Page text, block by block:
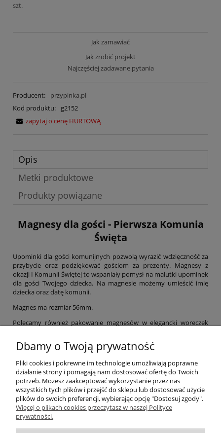
szt.
Jak zamawiać
Jak zrobić projekt
Najczęściej zadawane pytania
Producent:
przypinka.pl
Kod produktu:
g2152
zapytaj o cenę HURTOWĄ
Opis
Metki produktowe
Produkty powiązane
Magnesy dla gości - Pierwsza Komunia
Święta
Upominki dla gości komunijnych pozwolą wyrazić wdzięczność za
przybycie oraz podziękować gościom za prezenty. Magnesy z
okazji I Komunii Świętej to wspaniały pomysł na malutki upominek
dla gości Twojego dziecka. Na magnesie możemy umieścić imię
dziecka oraz datę komunii.
Magnes ma rozmiar 56mm.
Polecamy również pakowanie magnesów w elegancki woreczek
trakcie składania zamówienia.
Jeśli interesuje Cię inny sposób pakowania - zapraszamy do
działuopakowania, gdzie znajdziesz eleganckie woreczki z
etykietkami.
Pomoc
Dbamy o Twoją prywatność
Pliki cookies i pokrewne im technologie umożliwiają poprawne
działanie strony i pomagają nam dostosować ofertę do Twoich
potrzeb. Możesz zaakceptować wykorzystanie przez nas
wszystkich tych plików i przejść do sklepu lub dostosować użycie
plików do swoich preferencji, wybierając opcję "Dostosuj zgody".
Więcej o plikach cookies przeczytasz w naszej Polityce
prywatności.